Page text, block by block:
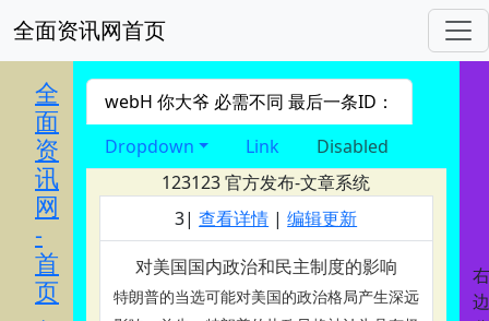
全面资讯网首页
全
面
资
讯
网
-
首
页
webH 你大爷 必需不同 最后一条ID：
Dropdown
Link
Disabled
123123官方发布-文章系统
3|查看详情 |编辑更新
对美国国内政治和民主制度的影响
特朗普的当选可能对美国的政治格局产生深远
右
边